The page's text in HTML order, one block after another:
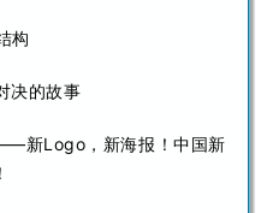
构
决的故事
新Logo，新海报！中国新